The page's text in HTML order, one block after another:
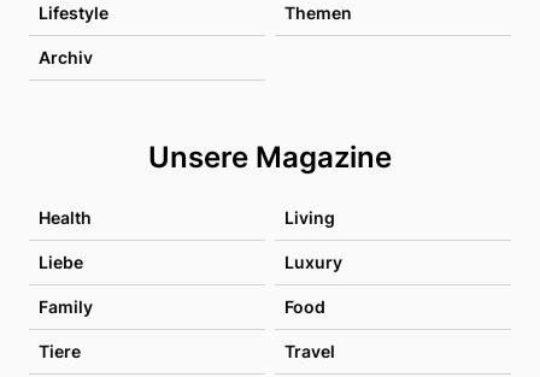
Lifestyle Themen
Archiv
Unsere Magazine
Health Living
Liebe Luxury
Family Food
Tiere Travel